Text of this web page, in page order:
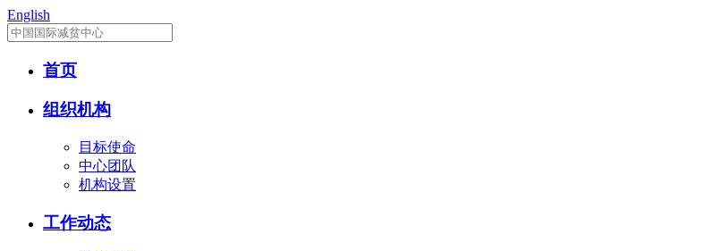
English
首页
组织机构
目标使命
中心团队
机构设置
工作动态